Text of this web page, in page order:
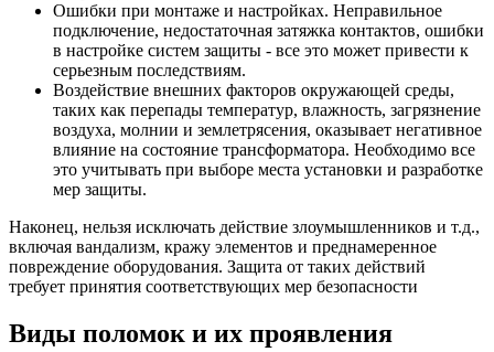
Ошибки при монтаже и настройках. Неправильное
подключение, недостаточная затяжка контактов, ошибки
в настройке систем защиты - все это может привести к
серьезным последствиям.
Воздействие внешних факторов окружающей среды,
таких как перепады температур, влажность, загрязнение
воздуха, молнии и землетрясения, оказывает негативное
влияние на состояние трансформатора. Необходимо все
это учитывать при выборе места установки и разработке
мер защиты.
Наконец, нельзя исключать действие злоумышленников и т.д.,
включая вандализм, кражу элементов и преднамеренное
повреждение оборудования. Защита от таких действий
требует принятия соответствующих мер безопасности
Виды поломок и их проявления